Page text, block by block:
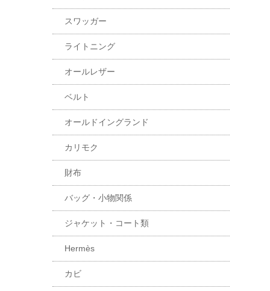
スワッガー
ライトニング
オールレザー
ベルト
オールドイングランド
カリモク
財布
バッグ・小物関係
ジャケット・コート類
Hermès
カビ